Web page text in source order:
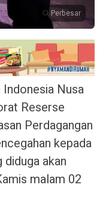
Perbesar
Nusa
Reserse
Perdagangan
kepada
akan
malam 02